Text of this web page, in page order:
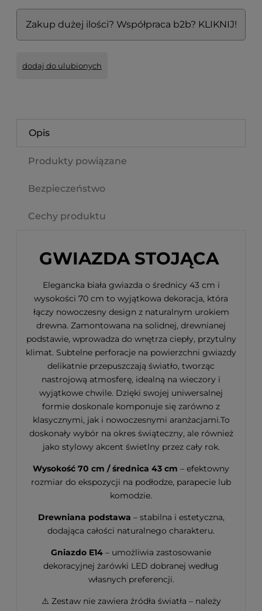
Zakup dużej ilości? Współpraca b2b? KLIKNIJ!
dodaj do ulubionych
Opis
Produkty powiązane
Bezpieczeństwo
Cechy produktu
GWIAZDA STOJĄCA
Elegancka biała gwiazda o średnicy 43 cm i
wysokości 70 cm to wyjątkowa dekoracja, która
łączy nowoczesny design z naturalnym urokiem
drewna. Zamontowana na solidnej, drewnianej
podstawie, wprowadza do wnętrza ciepły, przytulny
klimat. Subtelne perforacje na powierzchni gwiazdy
delikatnie przepuszczają światło, tworząc
nastrojową atmosferę, idealną na wieczory i
wyjątkowe chwile. Dzięki swojej uniwersalnej
formie doskonale komponuje się zarówno z
klasycznymi, jak i nowoczesnymi aranżacjami.To
doskonały wybór na okres świąteczny, ale również
jako stylowy akcent świetlny przez cały rok.
Wysokość 70 cm / średnica 43 cm – efektowny
rozmiar do ekspozycji na podłodze, parapecie lub
komodzie.
Drewniana podstawa – stabilna i estetyczna,
dodająca całości naturalnego charakteru.
Gniazdo E14 – umożliwia zastosowanie
dekoracyjnej żarówki LED dobranej według
własnych preferencji.
⚠️ Zestaw nie zawiera źródła światła – należy